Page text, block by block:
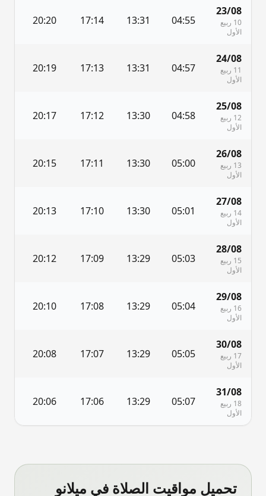
23/08
10 ربيع
الأول
04:55
13:31
17:14
20:20
24/08
11 ربيع
الأول
04:57
13:31
17:13
20:19
25/08
12 ربيع
الأول
04:58
13:30
17:12
20:17
26/08
13 ربيع
الأول
05:00
13:30
17:11
20:15
27/08
14 ربيع
الأول
05:01
13:30
17:10
20:13
28/08
15 ربيع
الأول
05:03
13:29
17:09
20:12
29/08
16 ربيع
الأول
05:04
13:29
17:08
20:10
30/08
17 ربيع
الأول
05:05
13:29
17:07
20:08
31/08
18 ربيع
الأول
05:07
13:29
17:06
20:06
تحميل مواقيت الصلاة في ميلانو